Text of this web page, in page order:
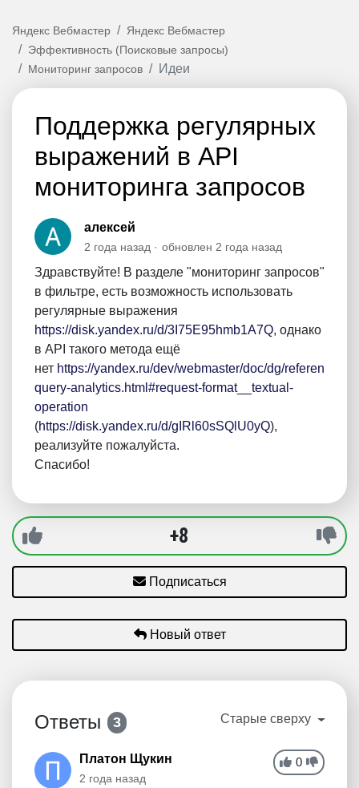
Яндекс Вебмастер
Яндекс Вебмастер
Эффективность (Поисковые запросы)
Мониторинг запросов
Идеи
Поддержка регулярных
выражений в API
мониторинга запросов
алексей
2 года назад обновлен 2 года назад
Здравствуйте! В разделе "мониторинг запросов"
в фильтре, есть возможность использовать
регулярные выражения
https://disk.yandex.ru/d/3I75E95hmb1A7Q, однако
в API такого метода ещё
нет https://yandex.ru/dev/webmaster/doc/dg/reference/
query-analytics.html#request-format__textual-
operation
(https://disk.yandex.ru/d/gIRl60sSQlU0yQ),
реализуйте пожалуйста.
Спасибо!
+8
Подписаться
Новый ответ
Ответы 3 Старые сверху
0
Платон Щукин
2 года назад